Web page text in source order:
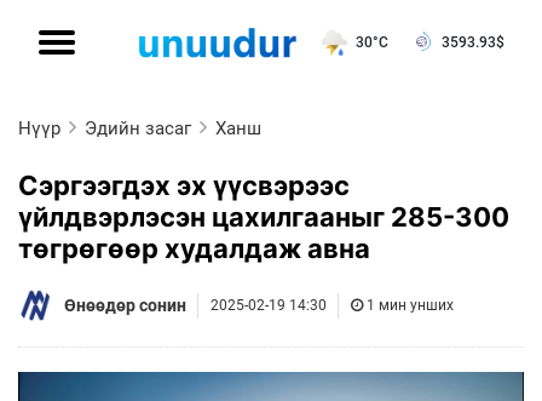
30°C 3593.93$
Нүүр Эдийн засаг Ханш
Сэргээгдэх эх үүсвэрээс
үйлдвэрлэсэн цахилгааныг 285-300
төгрөгөөр худалдаж авна
Өнөөдөр сонин 2025-02-19 14:30 1 мин унших